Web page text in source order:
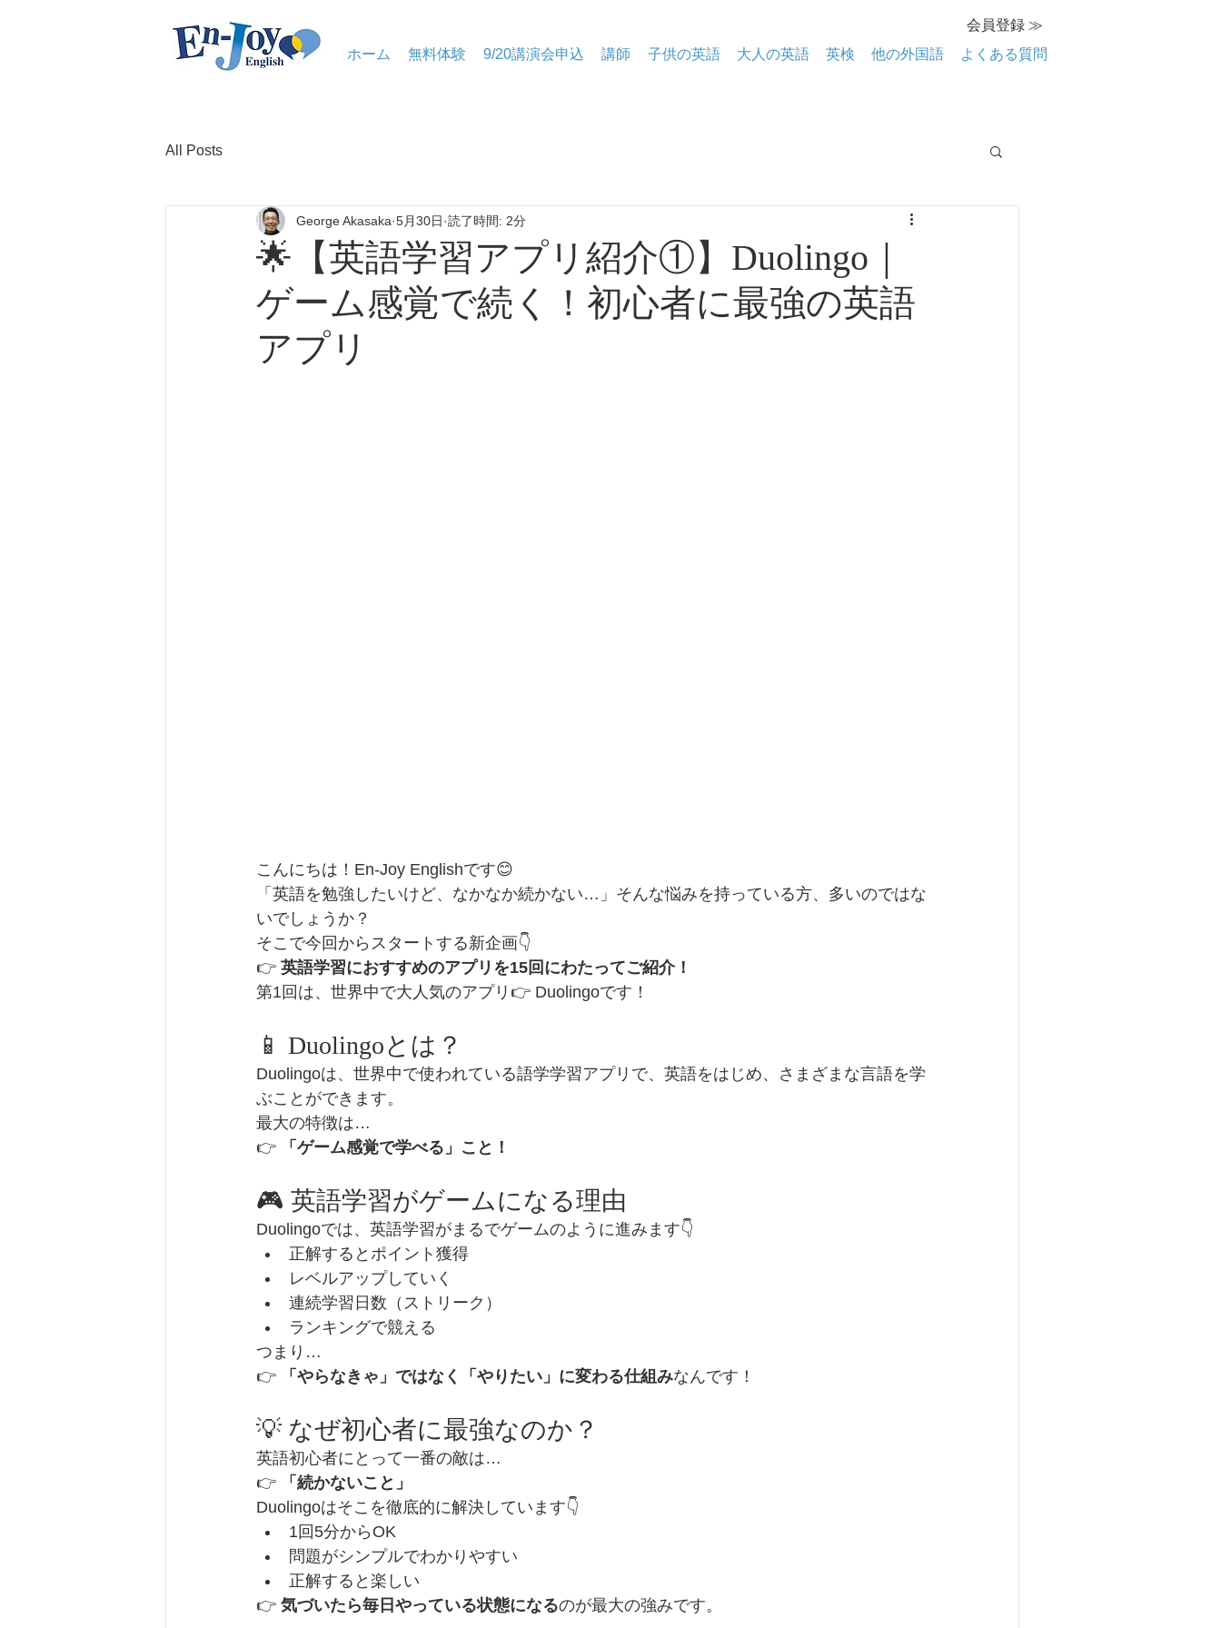
ホーム 無料体験 9/20講演会申込 講師 子供の英語 大人の英語 英検 他の外国語 よくある質問
会員登録 ≫
All Posts
🌟【英語学習アプリ紹介①】Duolingo｜
ゲーム感覚で続く！初心者に最強の英語
アプリ
George Akasaka 5月30日 読了時間: 2分
こんにちは！En-Joy Englishです😊
「英語を勉強したいけど、なかなか続かない…」そんな悩みを持っている方、多いのではな
いでしょうか？
そこで今回からスタートする新企画👇
👉 英語学習におすすめのアプリを15回にわたってご紹介！
第1回は、世界中で大人気のアプリ👉 Duolingoです！
📱 Duolingoとは？
Duolingoは、世界中で使われている語学学習アプリで、英語をはじめ、さまざまな言語を学
ぶことができます。
最大の特徴は…
👉
「ゲーム感覚で学べる」こと！
🎮 英語学習がゲームになる理由
Duolingoでは、英語学習がまるでゲームのように進みます👇
正解するとポイント獲得
レベルアップしていく
連続学習日数（ストリーク）
ランキングで競える
つまり…
👉
「やらなきゃ」ではなく「やりたい」に変わる仕組みなんです！
💡 なぜ初心者に最強なのか？
英語初心者にとって一番の敵は…
👉
「続かないこと」
Duolingoはそこを徹底的に解決しています👇
1回5分からOK
問題がシンプルでわかりやすい
正解すると楽しい
👉 気づいたら毎日やっている状態になるのが最大の強みです。